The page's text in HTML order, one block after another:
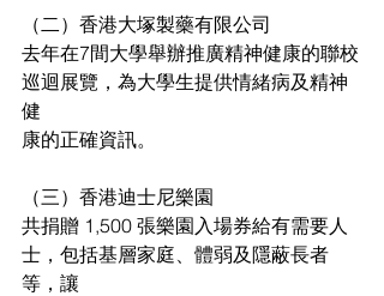
（二）香港大塚製藥有限公司
去年在7間大學舉辦推廣精神健康的聯校
巡迴展覽，為大學生提供情緒病及精神
健
康的正確資訊。
（三）香港迪士尼樂園
共捐贈 1,500 張樂園入場券給有需要人
士，包括基層家庭、體弱及隱蔽長者
等，讓